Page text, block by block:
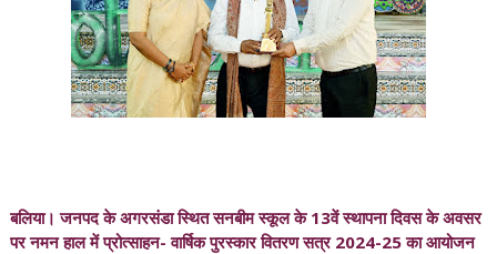
बलिया। जनपद के अगरसंडा स्थित सनबीम स्कूल के 13वें स्थापना दिवस के अवसर
पर नमन हाल में प्रोत्साहन- वार्षिक पुरस्कार वितरण सत्र 2024-25 का आयोजन